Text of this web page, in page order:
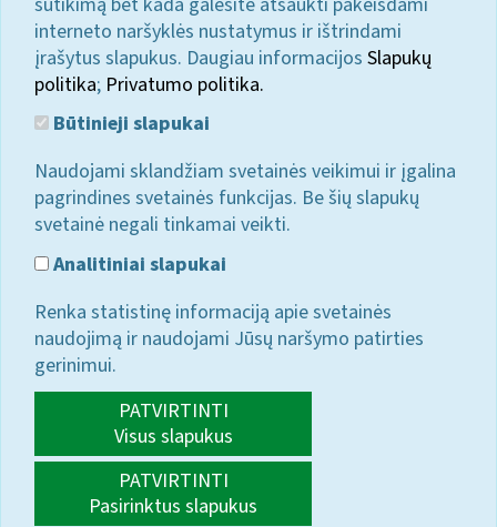
interneto naršyklės nustatymus ir ištrindami
įrašytus slapukus. Daugiau informacijos Slapukų
politika; Privatumo politika.
Būtinieji slapukai
Naudojami sklandžiam svetainės veikimui ir įgalina
pagrindines svetainės funkcijas. Be šių slapukų
svetainė negali tinkamai veikti.
Analitiniai slapukai
Renka statistinę informaciją apie svetainės
naudojimą ir naudojami Jūsų naršymo patirties
gerinimui.
PATVIRTINTI
Visus slapukus
PATVIRTINTI
Pasirinktus slapukus